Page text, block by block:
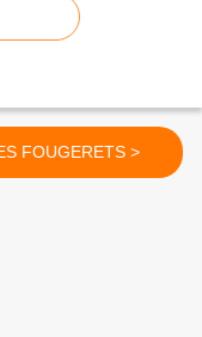
LES FOUGERETS >